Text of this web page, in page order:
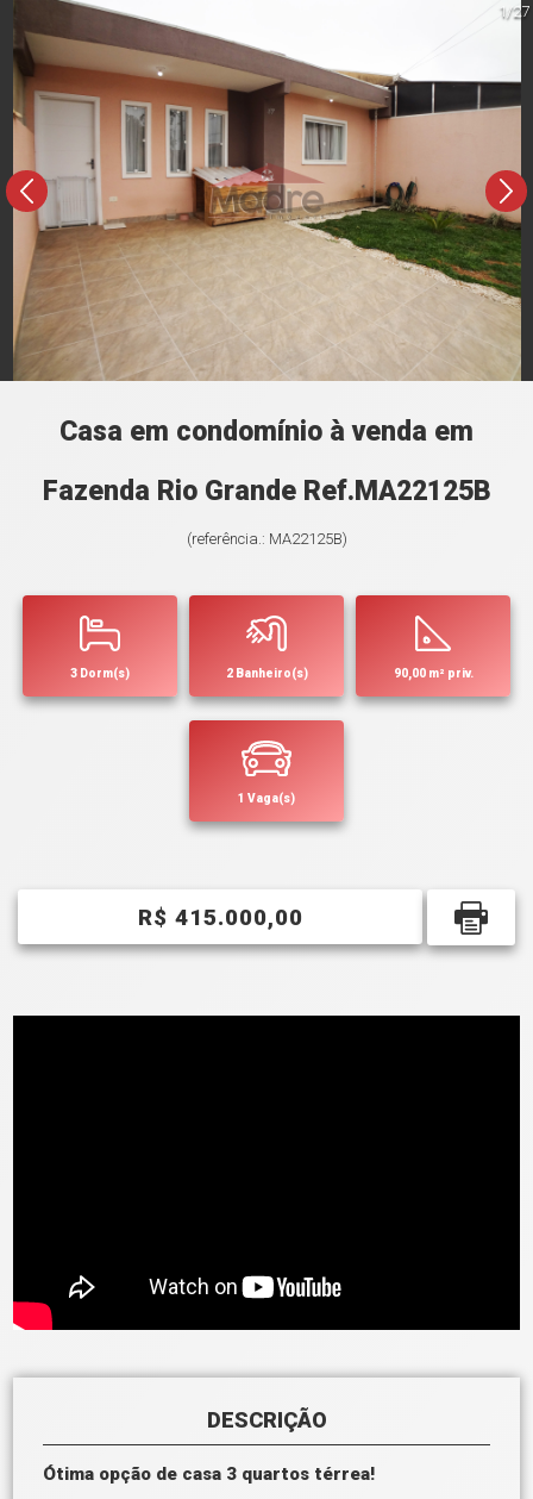
1/27
Casa em condomínio à venda em
Fazenda Rio Grande Ref.MA22125B
(referência.: MA22125B)
3 Dorm(s) 2 Banheiro(s) 90,00 m² priv.
1 Vaga(s)
R$ 415.000,00
DESCRIÇÃO
Ótima opção de casa 3 quartos térrea!